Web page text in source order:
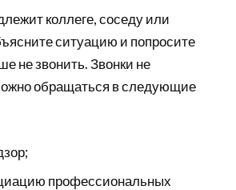
коллеге, соседу или
ситуацию и попросите
не звонить. Звонки не
обращаться в следующие
профессиональных